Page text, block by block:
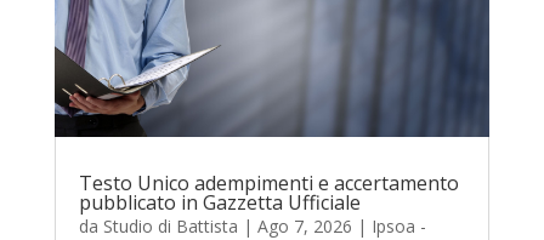
Testo Unico adempimenti e accertamento
pubblicato in Gazzetta Ufficiale
da Studio di Battista | Ago 7, 2026 | Ipsoa -